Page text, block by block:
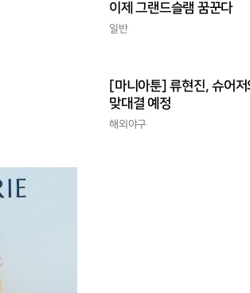
이제 그랜드슬램 꿈꾼다
일반
[마니아툰] 류현진, 슈어저
맞대결 예정
해외야구